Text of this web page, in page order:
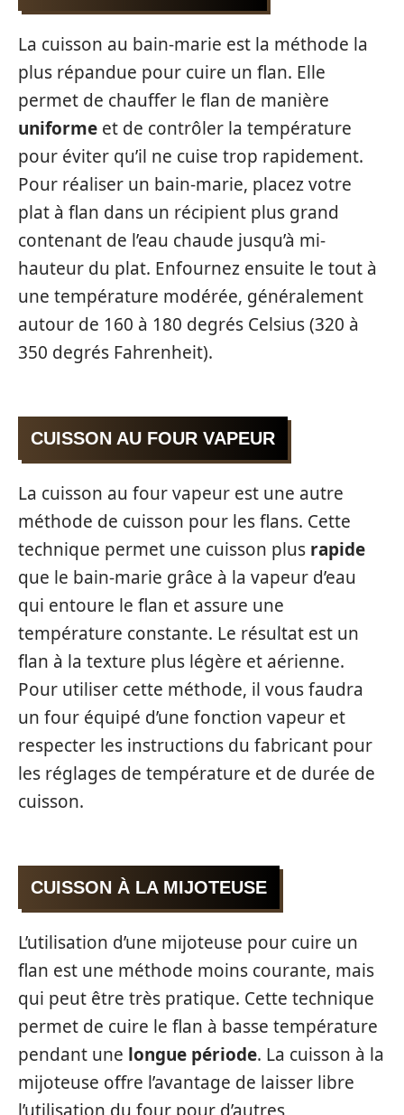
La cuisson au bain-marie est la méthode la
plus répandue pour cuire un flan. Elle
permet de chauffer le flan de manière
uniforme et de contrôler la température
pour éviter qu’il ne cuise trop rapidement.
Pour réaliser un bain-marie, placez votre
plat à flan dans un récipient plus grand
contenant de l’eau chaude jusqu’à mi-
hauteur du plat. Enfournez ensuite le tout à
une température modérée, généralement
autour de 160 à 180 degrés Celsius (320 à
350 degrés Fahrenheit).
CUISSON AU FOUR VAPEUR
La cuisson au four vapeur est une autre
méthode de cuisson pour les flans. Cette
technique permet une cuisson plus rapide
que le bain-marie grâce à la vapeur d’eau
qui entoure le flan et assure une
température constante. Le résultat est un
flan à la texture plus légère et aérienne.
Pour utiliser cette méthode, il vous faudra
un four équipé d’une fonction vapeur et
respecter les instructions du fabricant pour
les réglages de température et de durée de
cuisson.
CUISSON À LA MIJOTEUSE
L’utilisation d’une mijoteuse pour cuire un
flan est une méthode moins courante, mais
qui peut être très pratique. Cette technique
permet de cuire le flan à basse température
pendant une longue période. La cuisson à la
mijoteuse offre l’avantage de laisser libre